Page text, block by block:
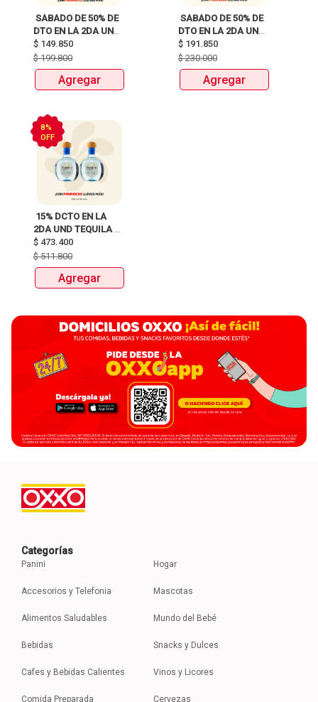
SABADO DE 50% DE
DTO EN LA 2DA UND
DE TEQUILAS JOSE
CUERVO
$ 149.850
$199.800
Agregar
SABADO DE 50% DE
DTO EN LA 2DA UND
DE TEQUILAS JOSE
CUERVO
$ 191.850
$230.000
Agregar
8%
OFF
15% DCTO EN LA
2DA UND TEQUILA
DON JULIO BLANCO
BOTELLAX700ml
ANTES:$511.800
$ 473.400
$511.800
Agregar
Categorías
Panini
Accesorios y Telefonia
Alimentos Saludables
Bebidas
Cafes y Bebidas Calientes
Comida Preparada
Hogar
Mascotas
Mundo del Bebé
Snacks y Dulces
Vinos y Licores
Cervezas